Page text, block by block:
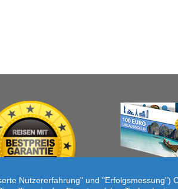
Lösen
Nutzererfahrung" und "Erfolgsmessung")